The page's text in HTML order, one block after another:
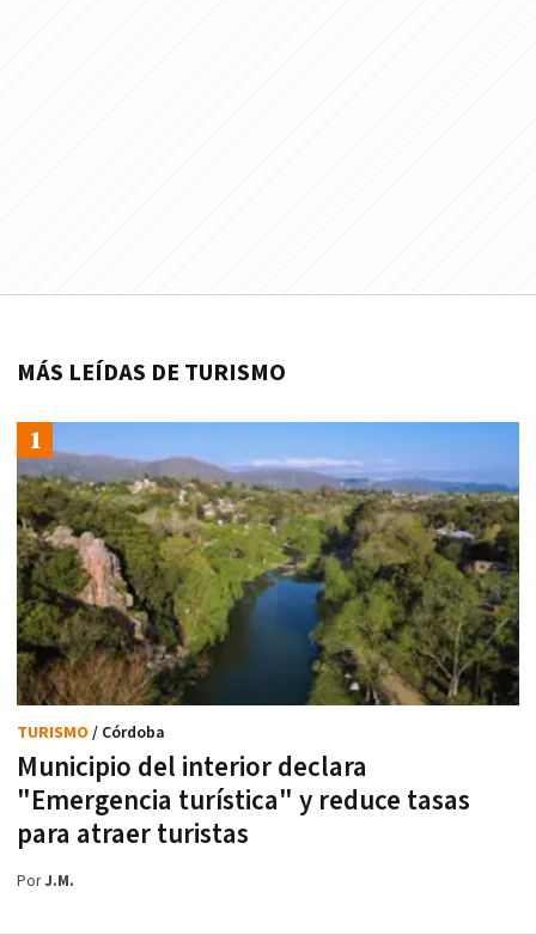
MÁS LEÍDAS DE TURISMO
Municipio del interior declara
"Emergencia turística" y reduce tasas
para atraer turistas
TURISMO / Córdoba
PorJ.M.